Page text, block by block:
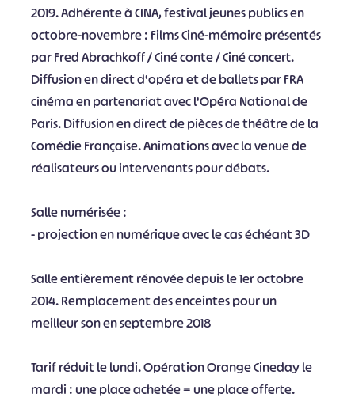
2019. Adhérente à CINA, festival jeunes publics en
octobre-novembre : Films Ciné-mémoire présentés
par Fred Abrachkoff / Ciné conte / Ciné concert.
Diffusion en direct d'opéra et de ballets par FRA
cinéma en partenariat avec l'Opéra National de
Paris. Diffusion en direct de pièces de théâtre de la
Comédie Française. Animations avec la venue de
réalisateurs ou intervenants pour débats.
Salle numérisée :
- projection en numérique avec le cas échéant 3D
Salle entièrement rénovée depuis le 1er octobre
2014. Remplacement des enceintes pour un
meilleur son en septembre 2018
Tarif réduit le lundi. Opération Orange Cineday le
mardi : une place achetée = une place offerte.